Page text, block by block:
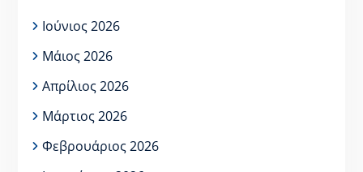
Ιούνιος 2026
Μάιος 2026
Απρίλιος 2026
Μάρτιος 2026
Φεβρουάριος 2026